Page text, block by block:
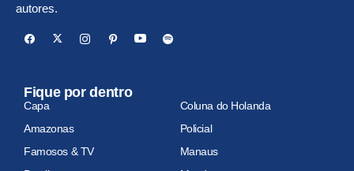
autores.
Fique por dentro
Capa
Coluna do Holanda
Amazonas
Policial
Famosos & TV
Manaus